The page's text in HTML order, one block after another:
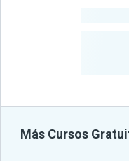
Más Cursos